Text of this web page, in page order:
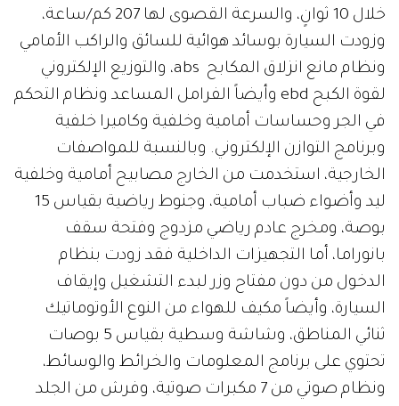
خلال 10 ثوانٍ، والسرعة القصوى لها 207 كم/ساعة،
وزودت السيارة بوسائد هوائية للسائق والراكب الأمامي
ونظام مانع انزلاق المكابح abs، والتوزيع الإلكتروني
لقوة الكبح ebd وأيضاً الفرامل المساعد ونظام التحكم
في الجر وحساسات أمامية وخلفية وكاميرا خلفية
وبرنامج التوازن الإلكتروني. وبالنسبة للمواصفات
الخارجية، استخدمت من الخارج مصابيح أمامية وخلفية
ليد وأضواء ضباب أمامية، وجنوط رياضية بقياس 15
بوصة، ومخرج عادم رياضي مزدوج وفتحة سقف
بانوراما، أما التجهيزات الداخلية فقد زودت بنظام
الدخول من دون مفتاح وزر لبدء التشغيل وإيقاف
السيارة، وأيضاً مكيف للهواء من النوع الأوتوماتيك
ثنائي المناطق، وشاشة وسطية بقياس 5 بوصات
تحتوي على برنامج المعلومات والخرائط والوسائط،
ونظام صوتي من 7 مكبرات صوتية، وفرش من الجلد